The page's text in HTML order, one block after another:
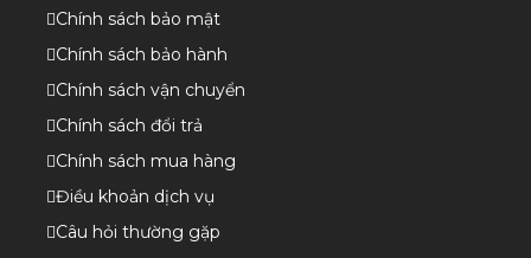
Chính sách bảo mật
Chính sách bảo hành
Chính sách vận chuyển
Chính sách đổi trả
Chính sách mua hàng
Điều khoản dịch vụ
Câu hỏi thường gặp